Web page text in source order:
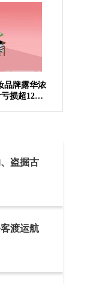
品牌露华浓
损超12亿
盗掘古
渡运航